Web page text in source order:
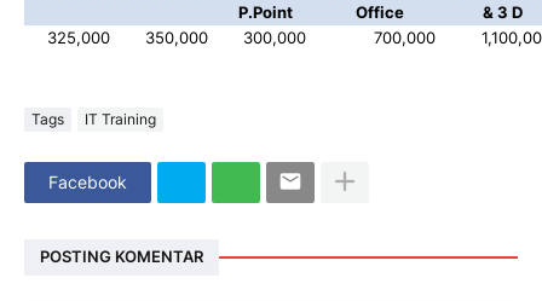
P.Point
Office
& 3 D
325,000
350,000 300,000 700,000
Tags IT Training
Facebook
POSTING KOMENTAR